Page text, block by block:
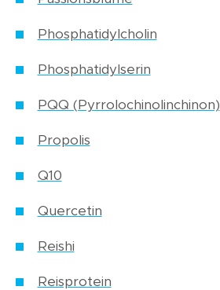
Phosphatidylcholin
Phosphatidylserin
PQQ (Pyrrolochinolinchinon)
Propolis
Q10
Quercetin
Reishi
Reisprotein